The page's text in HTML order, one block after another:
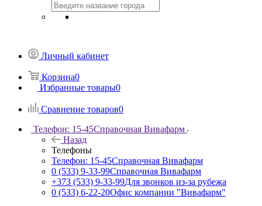
Личный кабинет
Корзина0
Избранные товары0
Сравнение товаров0
Телефон: 15-45Справочная Вивафарм
Назад
Телефоны
Телефон: 15-45Справочная Вивафарм
0 (533) 9-33-99Справочная Вивафарм
+373 (533) 9-33-99Для звонков из-за рубежа
0 (533) 6-22-20Офис компании "Вивафарм"